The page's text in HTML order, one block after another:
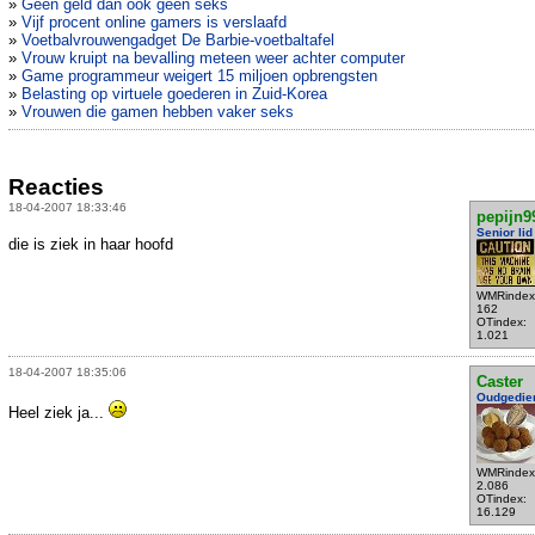
» Geen geld dan ook geen seks
» Vijf procent online gamers is verslaafd
» Voetbalvrouwengadget De Barbie-voetbaltafel
» Vrouw kruipt na bevalling meteen weer achter computer
» Game programmeur weigert 15 miljoen opbrengsten
» Belasting op virtuele goederen in Zuid-Korea
» Vrouwen die gamen hebben vaker seks
Reacties
18-04-2007 18:33:46
Senior lid
162
OTindex:
1.021
die is ziek in haar hoofd
18-04-2007 18:35:06
Caster
2.086
OTindex:
16.129
Heel ziek ja...